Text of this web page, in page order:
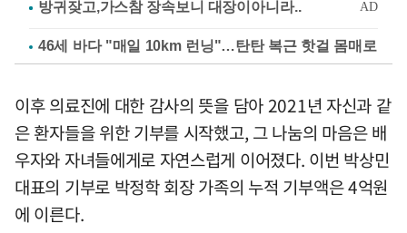
46세 바다 "매일 10km 런닝"…탄탄 복근 핫걸 몸매로
이후 의료진에 대한 감사의 뜻을 담아 2021년 자신과 같
은 환자들을 위한 기부를 시작했고, 그 나눔의 마음은 배
우자와 자녀들에게로 자연스럽게 이어졌다. 이번 박상민
대표의 기부로 박정학 회장 가족의 누적 기부액은 4억원
에 이른다.